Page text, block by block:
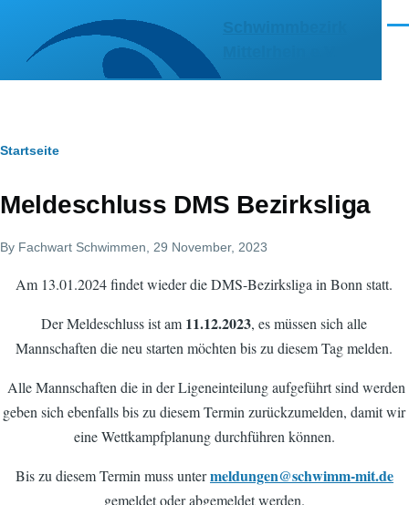
Pfadnavigation
Startseite
Meldeschluss DMS Bezirksliga
By Fachwart Schwimmen , 29 November, 2023
Am 13.01.2024 findet wieder die DMS-Bezirksliga in Bonn statt.
Der Meldeschluss ist am 11.12.2023, es müssen sich alle
Mannschaften die neu starten möchten bis zu diesem Tag melden.
Alle Mannschaften die in der Ligeneinteilung aufgeführt sind werden
geben sich ebenfalls bis zu diesem Termin zurückzumelden, damit wir
eine Wettkampfplanung durchführen können.
Bis zu diesem Termin muss untermeldungen@schwimm-mit.de
gemeldet oder abgemeldet werden.